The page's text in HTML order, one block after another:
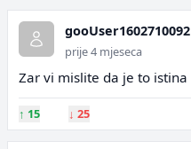
gooUser1602710092
prije 4 mjeseca
Zar vi mislite da je to istina
↑ 15 ↓ 25